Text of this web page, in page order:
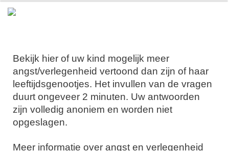
Bekijk hier of uw kind mogelijk meer
angst/verlegenheid vertoond dan zijn of haar
leeftijdsgenootjes. Het invullen van de vragen
duurt ongeveer 2 minuten. Uw antwoorden
zijn volledig anoniem en worden niet
opgeslagen.
Meer informatie over angst en verlegenheid
0%